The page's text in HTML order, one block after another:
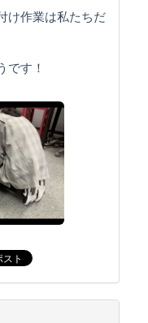
け作業は私たちだ
です！